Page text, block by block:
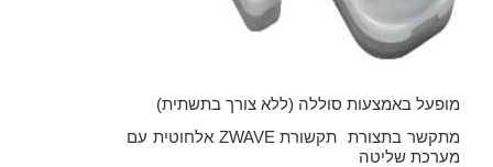
מופעל באמצעות סוללה (ללא צורך בתשתית)
מתקשר בתצורת תקשורת ZWAVE אלחוטית עם
מערכת שליטה